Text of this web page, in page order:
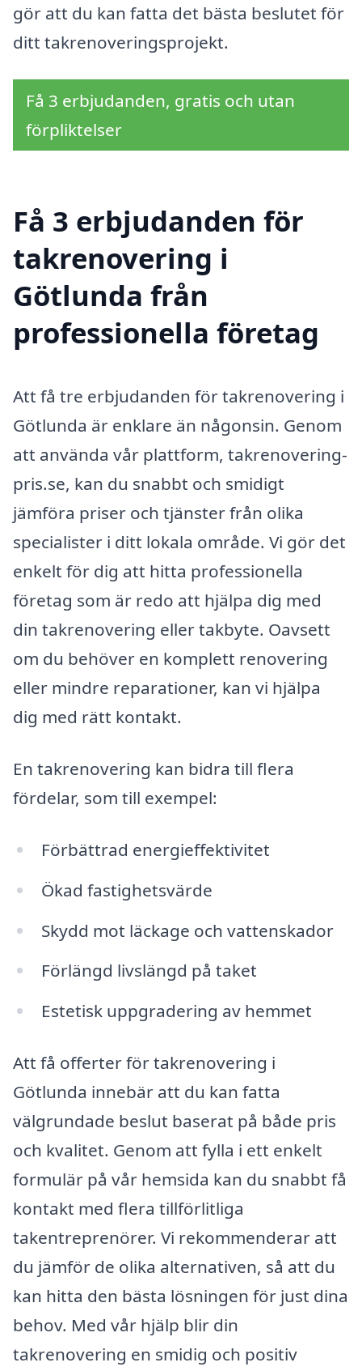
gör att du kan fatta det bästa beslutet för
ditt takrenoveringsprojekt.
Få 3 erbjudanden, gratis och utan
förpliktelser
Få 3 erbjudanden för
takrenovering i
Götlunda från
professionella företag
Att få tre erbjudanden för takrenovering i
Götlunda är enklare än någonsin. Genom
att använda vår plattform, takrenovering-
pris.se, kan du snabbt och smidigt
jämföra priser och tjänster från olika
specialister i ditt lokala område. Vi gör det
enkelt för dig att hitta professionella
företag som är redo att hjälpa dig med
din takrenovering eller takbyte. Oavsett
om du behöver en komplett renovering
eller mindre reparationer, kan vi hjälpa
dig med rätt kontakt.
En takrenovering kan bidra till flera
fördelar, som till exempel:
Förbättrad energieffektivitet
Ökad fastighetsvärde
Skydd mot läckage och vattenskador
Förlängd livslängd på taket
Estetisk uppgradering av hemmet
Att få offerter för takrenovering i
Götlunda innebär att du kan fatta
välgrundade beslut baserat på både pris
och kvalitet. Genom att fylla i ett enkelt
formulär på vår hemsida kan du snabbt få
kontakt med flera tillförlitliga
takentreprenörer. Vi rekommenderar att
du jämför de olika alternativen, så att du
kan hitta den bästa lösningen för just dina
behov. Med vår hjälp blir din
takrenovering en smidig och positiv